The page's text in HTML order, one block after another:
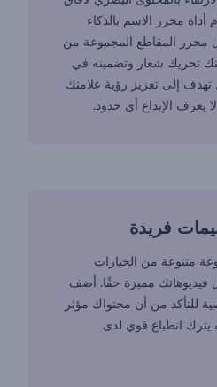
محرر الاسم بالذكاء
محرر المقاطع المجموعة من
تحريك شعار وتضمينه في
إلى تعزيز رؤية علامتك
يعرف الإبداع أي حدود.
فريدة
متنوعة من الخيارات
فيديوهاتك مميزة حقًا. أضف
للتأكد من أن محتواك مؤثر
يترك انطباع قوي لدى